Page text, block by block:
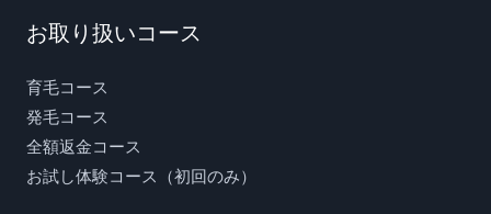
お取り扱いコース
育毛コース
発毛コース
全額返金コース
お試し体験コース（初回のみ）